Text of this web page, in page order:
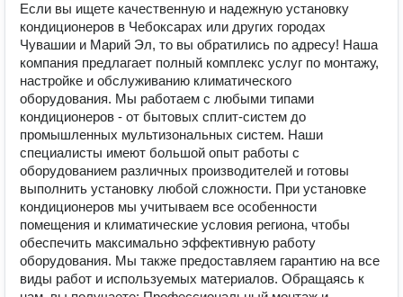
Если вы ищете качественную и надежную установку
кондиционеров в Чебоксарах или других городах
Чувашии и Марий Эл, то вы обратились по адресу! Наша
компания предлагает полный комплекс услуг по монтажу,
настройке и обслуживанию климатического
оборудования. Мы работаем с любыми типами
кондиционеров - от бытовых сплит-систем до
промышленных мультизональных систем. Наши
специалисты имеют большой опыт работы с
оборудованием различных производителей и готовы
выполнить установку любой сложности. При установке
кондиционеров мы учитываем все особенности
помещения и климатические условия региона, чтобы
обеспечить максимально эффективную работу
оборудования. Мы также предоставляем гарантию на все
виды работ и используемых материалов. Обращаясь к